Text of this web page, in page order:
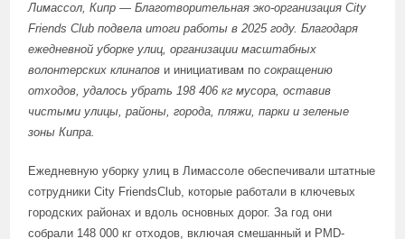
Лимассол,Кипр —Благотворительная эко-организацияCity
Friends Club подвела итоги работы в 2025 году. Благодаря
ежедневной уборке улиц, организации масштабных
волонтерскихклинапов и инициативам посокращению
отходов, удалось убрать198 406кг мусора, оставив
чистыми улицы, районы, города, пляжи, парки и зеленые
зоны Кипра.
Ежедневную уборку улиц в Лимассоле обеспечивали штатные
сотрудники City FriendsClub, которые работали в ключевых
городских районах и вдоль основных дорог. За год они
собрали 148 000 кг отходов, включая смешанный и PMD-